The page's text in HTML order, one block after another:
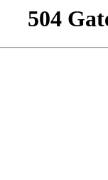
504